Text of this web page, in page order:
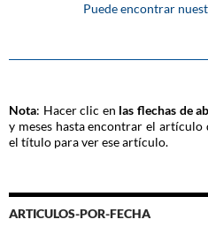
Puede encontrar
Nota: Hacer clic en las flechas de
y meses hasta encontrar el artículo
el título para ver ese artículo.
ARTICULOS-POR-FECHA